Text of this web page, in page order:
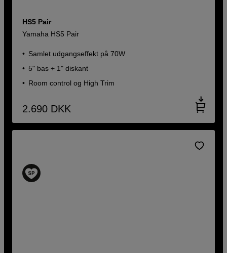
HS5 Pair
Yamaha HS5 Pair
Samlet udgangseffekt på 70W
5" bas + 1" diskant
Room control og High Trim
2.690 DKK